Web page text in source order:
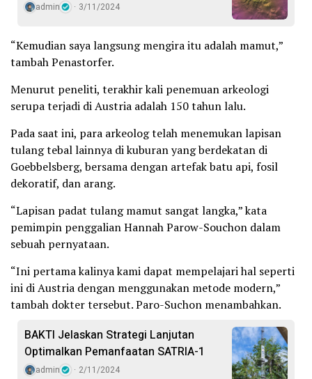
admin 3/11/2024
“Kemudian saya langsung mengira itu adalah mamut,”
tambah Penastorfer.
Menurut peneliti, terakhir kali penemuan arkeologi
serupa terjadi di Austria adalah 150 tahun lalu.
Pada saat ini, para arkeolog telah menemukan lapisan
tulang tebal lainnya di kuburan yang berdekatan di
Goebbelsberg, bersama dengan artefak batu api, fosil
dekoratif, dan arang.
“Lapisan padat tulang mamut sangat langka,” kata
pemimpin penggalian Hannah Parow-Souchon dalam
sebuah pernyataan.
“Ini pertama kalinya kami dapat mempelajari hal seperti
ini di Austria dengan menggunakan metode modern,”
tambah dokter tersebut. Paro-Suchon menambahkan.
BAKTI Jelaskan Strategi Lanjutan
Optimalkan Pemanfaatan SATRIA-1
admin 2/11/2024